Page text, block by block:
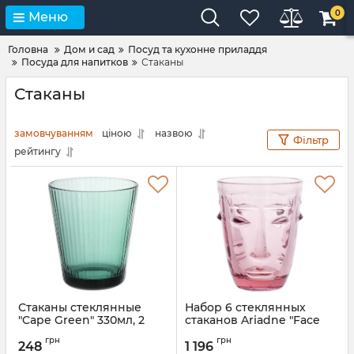
Меню 0
Головна Дом и сад
Посуд та кухонне приладдя
Посуда для напитков
Стаканы
Стаканы
замовчуванням ціною
назвою
рейтингу
Фільтр
Стаканы стеклянные
"Cape Green" 330мл, 2
в наборе
248 грн
Набор 6 стеклянных
стаканов Ariadne "Face
розовое стекло
1 196 грн